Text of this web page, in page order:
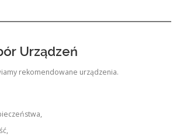
Urządzeń
rekomendowane urządzenia.